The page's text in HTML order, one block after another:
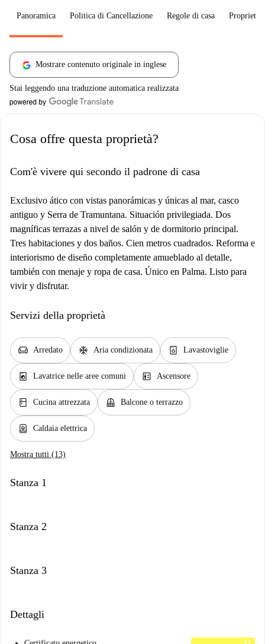
Panoramica Politica di Cancellazione Regole di casa
Mostrare contenuto originale in inglese
Stai leggendo una traduzione automatica realizzata
Cosa offre questa proprietà?
Com'è vivere qui secondo il padrone di casa
Exclusivo ático con vistas panorámicas y únicas al mar, casco
antiguo y Serra de Tramuntana. Situación privilegiada. Dos
magníficas terrazas a nivel de salón y de dormitorio principal.
Tres habitaciones y dos baños. Cien metros cuadrados. Reforma e
interiorismo de diseño completamente amueblado al detalle,
también con menaje y ropa de casa. Único en Palma. Listo para
vivir y disfrutar.
Servizi della proprietà
chair Arredato ac_unit Aria condizionata dishwasher_gen Lavastoviglie
local_laundry_service Lavatrice nelle aree comuni elevator Ascensore
kitchen Cucina attrezzata balcony Balcone o terrazzo
water_heater Caldaia elettrica
Mostra tutti (13)
Stanza 1
Stanza 2
Stanza 3
Dettagli